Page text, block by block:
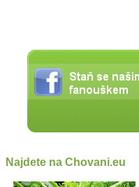
Najdete na Chovani.eu